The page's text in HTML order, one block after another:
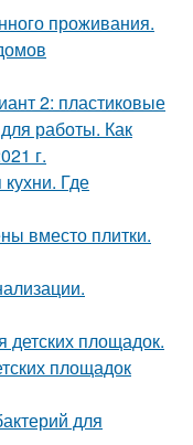
проживания.
2: пластиковые
работы. Как
г.
Где
вместо плитки.
детских площадок.
площадок
для